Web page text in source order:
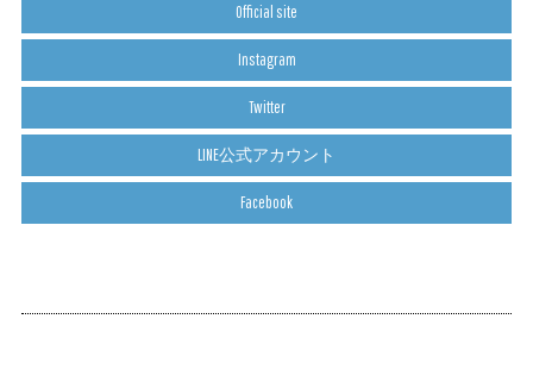
Official site
Instagram
Twitter
LINE公式アカウント
Facebook